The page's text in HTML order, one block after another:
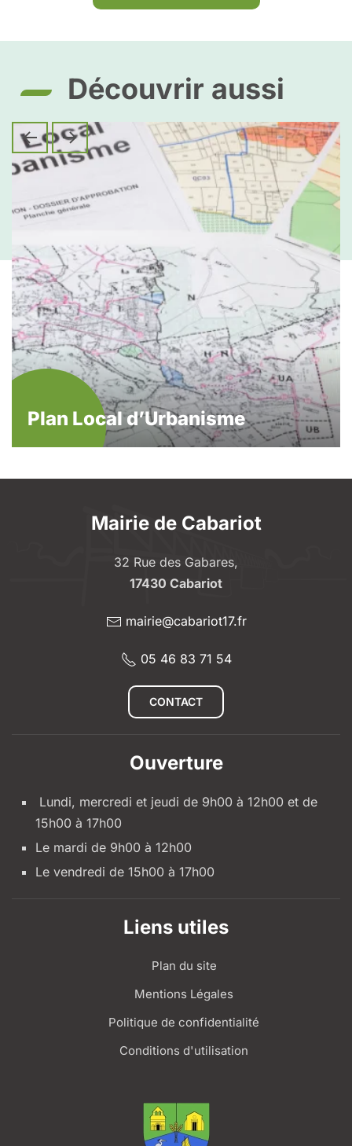
Découvrir aussi
Plan Local d’Urbanisme
Mairie de Cabariot
32 Rue des Gabares,
17430 Cabariot
mairie@cabariot17.fr
05 46 83 71 54
CONTACT
Ouverture
Lundi, mercredi et jeudi de 9h00 à 12h00 et de
15h00 à 17h00
Le mardi de 9h00 à 12h00
Le vendredi de 15h00 à 17h00
Liens utiles
Plan du site
Mentions Légales
Politique de confidentialité
Conditions d'utilisation